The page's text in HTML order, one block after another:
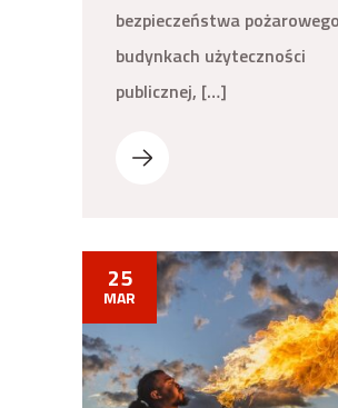
bezpieczeństwa
budynkach użyteczności
publicznej, […]
25
MAR